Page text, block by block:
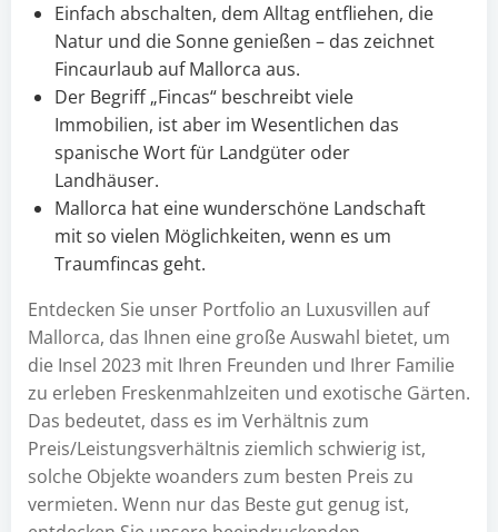
Einfach abschalten, dem Alltag entfliehen, die
Natur und die Sonne genießen – das zeichnet
Fincaurlaub auf Mallorca aus.
Der Begriff „Fincas“ beschreibt viele
Immobilien, ist aber im Wesentlichen das
spanische Wort für Landgüter oder
Landhäuser.
Mallorca hat eine wunderschöne Landschaft
mit so vielen Möglichkeiten, wenn es um
Traumfincas geht.
Entdecken Sie unser Portfolio an Luxusvillen auf
Mallorca, das Ihnen eine große Auswahl bietet, um
die Insel 2023 mit Ihren Freunden und Ihrer Familie
zu erleben Freskenmahlzeiten und exotische Gärten.
Das bedeutet, dass es im Verhältnis zum
Preis/Leistungsverhältnis ziemlich schwierig ist,
solche Objekte woanders zum besten Preis zu
vermieten. Wenn nur das Beste gut genug ist,